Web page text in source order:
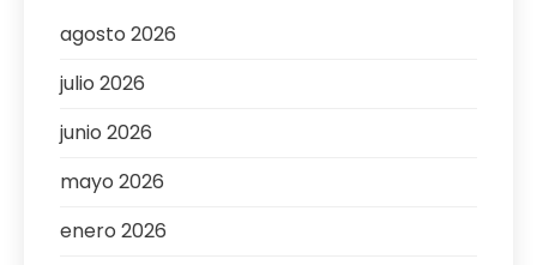
agosto 2026
julio 2026
junio 2026
mayo 2026
enero 2026